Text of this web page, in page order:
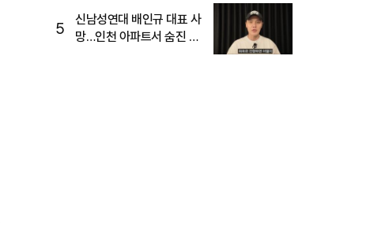
5
신남성연대 배인규 대표 사
망…인천 아파트서 숨진 채